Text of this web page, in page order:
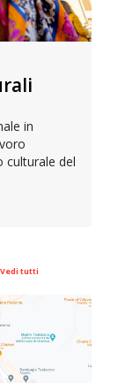
in
culturale del
Vedi tutti